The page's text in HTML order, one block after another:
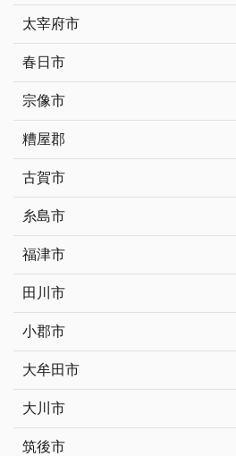
太宰府市
春日市
宗像市
糟屋郡
古賀市
糸島市
福津市
田川市
小郡市
大牟田市
大川市
筑後市